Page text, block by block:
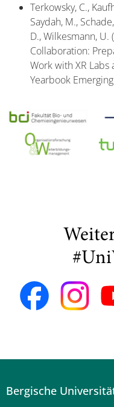
Terkowsky, C.,
Saydah, M.,
D., Wilkesmann, U.
Collaboration:
Work with XR Labs
Yearbook
Bergische